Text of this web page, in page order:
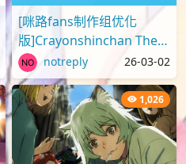
[咪路fans制作组优化
版]Crayonshinchan The
Movie 2025 蜡笔小新剧场
版2025 超华丽！灼热的春
日部舞者们[..
notreply 26-03-02
1,026